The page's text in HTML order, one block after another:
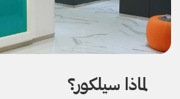
لماذا سيلكور؟